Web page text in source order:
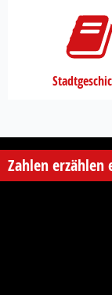
Zahlen erzählen